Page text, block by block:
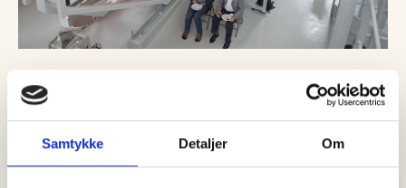
Samtykke Detaljer Om
Travlt døgn for byens helte: Brand
og to redningsaktioner på under et
døgn